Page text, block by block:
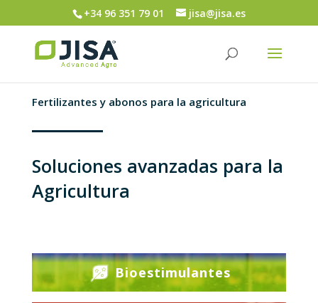
+34 96 351 79 01 jisa@jisa.es
Fertilizantes y abonos para la agricultura
Soluciones avanzadas para la
Agricultura
Bioestimulantes